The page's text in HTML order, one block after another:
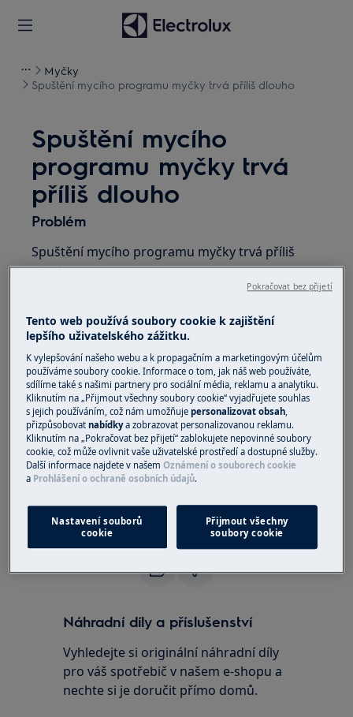
Myčky
Spuštění mycího programu myčky trvá příliš dlouho
Spuštění mycího
programu myčky trvá
příliš dlouho
Problém
Spuštění mycího programu myčky trvá příliš
dlouho
Vztahuje se na
volně stojící myčka
vestavná myčka
Řešení
Když spouštíte program, může trvat až pět
minut, než se naplní změkčovací jednotka.
Během této doby se může zdát, že spotřebič
postupu spustí tekutá fáze.
Byl tento článek užitečný?
Náhradní díly a příslušenství
Vyhledejte si originální náhradní díly
pro váš spotřebič v našem e-shopu a
nechte si je doručit přímo domů.
Tento web používá soubory cookie k zajištění
lepšího uživatelského zážitku.
K vylepšování našeho webu a k propagačním a marketingovým účelům
používáme soubory cookie. Informace o tom, jak náš web používáte,
sdílíme také s našimi partnery pro sociální média, reklamu a analytiku.
Kliknutím na „Přijmout všechny soubory cookie“ vyjadřujete souhlas
s jejich používáním, což nám umožňujepersonalizovat obsah
přizpůsobovatnabídkya zobrazovat personalizovanou reklamu.
Kliknutím na „Pokračovat bez přijetí“ zablokujete nepovinné soubory
cookie, což může ovlivnit vaše uživatelské prostředí a dostupné služby.
Další informace najdete v našemOznámení o souborech cookie
a Prohlášení o ochraně osobních údajů.
Nastavení souborů
cookie
Přijmout všechny
soubory cookie
Pokračovat bez přijetí